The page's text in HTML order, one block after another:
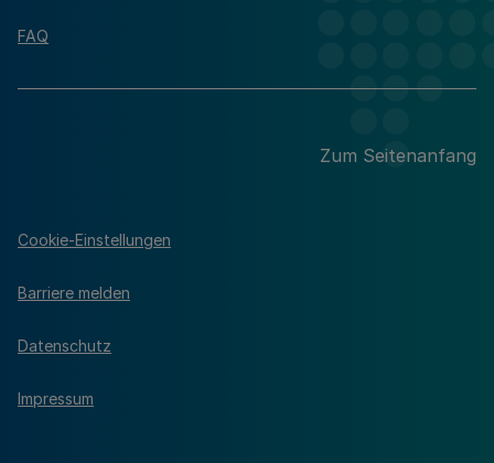
FAQ
Zum Seitenanfang
Cookie-Einstellungen
Barriere melden
Datenschutz
Impressum